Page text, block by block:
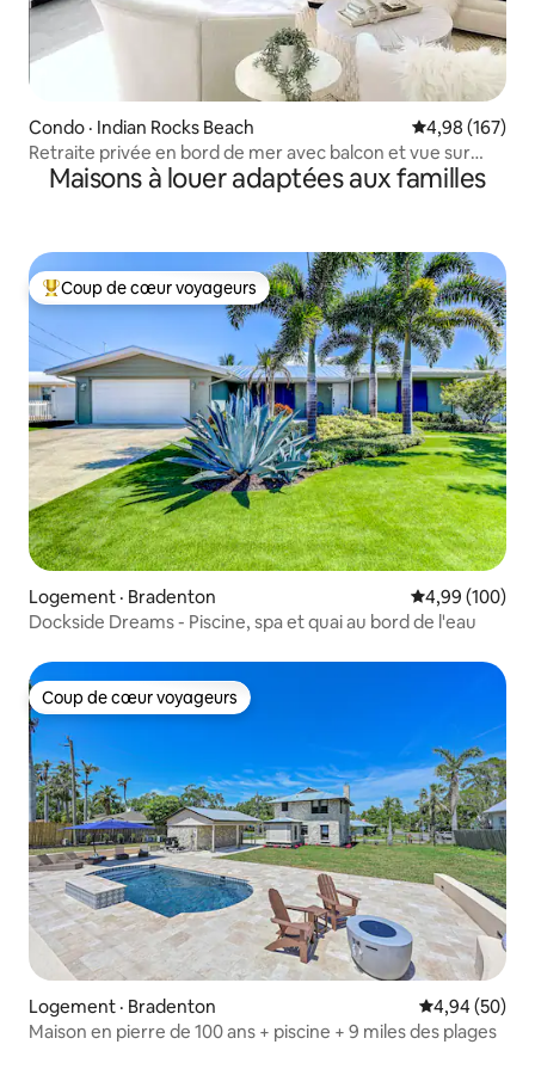
Condo · Indian Rocks Beach Note
4,98 (167)
Retraite privée en bord de mer avec balcon et vue sur
l'océan
Maisons à louer adaptées aux familles
Coup de cœur voyageurs parmi les plus aimés
Coup de cœur voyageurs
Logement · Bradenton Note
4,99 (100)
Dockside Dreams - Piscine, spa et quai au bord de l'eau
Coup de cœur voyageurs
Coup de cœur voyageurs
Logement · Bradenton Note
4,94 (50)
Maison en pierre de 100 ans + piscine + 9 miles des plages